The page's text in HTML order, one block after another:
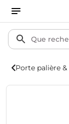
Porte palière